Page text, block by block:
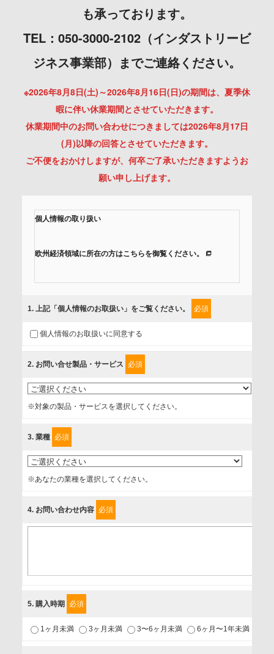
も承っております。
TEL：050-3000-2102（インダストリービ
ジネス事業部）までご連絡ください。
※2026年8月8日(土)～2026年8月16日(日)の期間は、夏季休
暇に伴い休業期間とさせていただきます。
休業期間中のお問い合わせにつきましては2026年8月17日
(月)以降の回答とさせていただきます。
ご不便をおかけしますが、何卒ご了承いただきますようお
願い申し上げます。
個人情報の取り扱い
欧州経済領域に所在の方はこちらを御覧ください。
組みを行っています。
に取扱い、これらで定める範囲内で、サービスの提供やご案
内等のために利用させていただいております。
情報を提供されるお客様（本人）に対して、情報の収集目
的、管理者、提供の有無、情報提供の任意性や権利について
確認し、当社への情報提供がお客様の懸念にならないよう
上げます。
事業者名
個人情報保護責任者
1.当社が取り扱う商品・サービスに関するご案内
2.当社が開催（主催・共催・協賛）するセミナーなど、各種イ
1. 上記「個人情報のお取扱い」をご覧ください。 必須
個人情報のお取扱いに同意する
2. お問い合せ製品・サービス 必須
※対象の製品・サービスを選択してください。
3. 業種 必須
※あなたの業種を選択してください。
4. お問い合わせ内容 必須
5. 購入時期 必須
1ヶ月未満 3ヶ月未満 3〜6ヶ月未満 6ヶ月〜1年未満